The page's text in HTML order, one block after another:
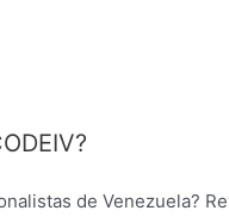
de Venezuela?